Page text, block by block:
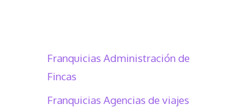
Franquicias Administración de
Fincas
Franquicias Agencias de viajes